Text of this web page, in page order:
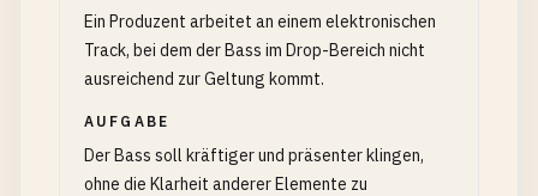
Ein Produzent arbeitet an einem elektronischen
Track, bei dem der Bass im Drop-Bereich nicht
ausreichend zur Geltung kommt.
AUFGABE
Der Bass soll kräftiger und präsenter klingen,
ohne die Klarheit anderer Elemente zu